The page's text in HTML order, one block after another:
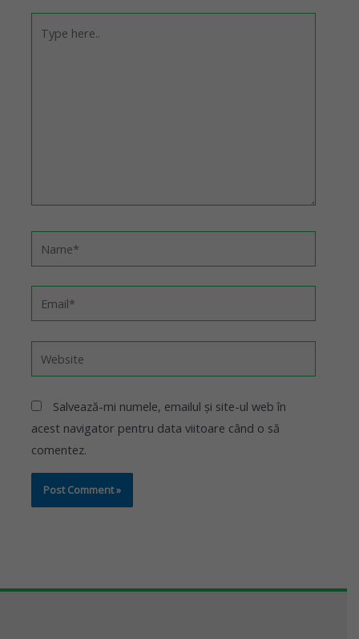
Salvează-mi numele, emailul și site-ul web în
acest navigator pentru data viitoare când o să
comentez.